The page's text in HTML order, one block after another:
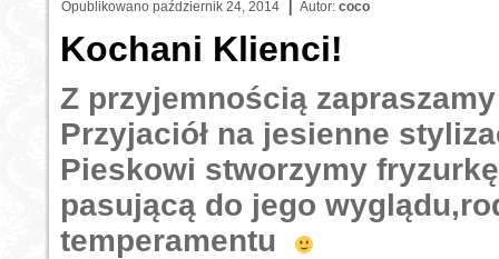
Opublikowano październik 24, 2014 Autor: coco
Kochani Klienci!
Z przyjemnością
Przyjaciół na jesienne
Pieskowi stworzymy
pasującą do jego
temperamentu